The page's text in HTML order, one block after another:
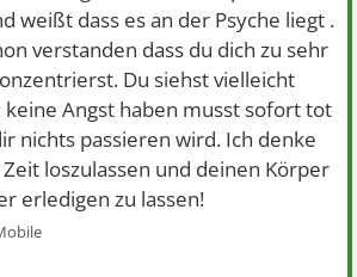
weißt dass es an der Psyche liegt .
verstanden dass du dich zu sehr
Du siehst vielleicht
keine Angst haben musst sofort tot
nichts passieren wird. Ich denke
loszulassen und deinen Körper
erledigen zu lassen!